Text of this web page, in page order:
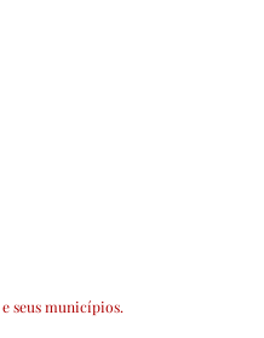
seus municípios.